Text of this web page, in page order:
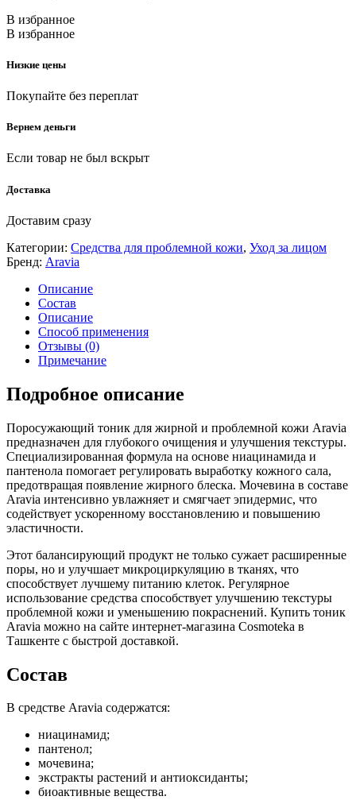
В избранное
В избранное
Низкие цены
Покупайте без переплат
Вернем деньги
Если товар не был вскрыт
Доставка
Доставим сразу
Категории: Средства для проблемной кожи, Уход за лицом
Бренд: Aravia
Описание
Состав
Описание
Способ применения
Отзывы (0)
Примечание
Подробное описание
Поросужающий тоник для жирной и проблемной кожи Aravia
предназначен для глубокого очищения и улучшения текстуры.
Специализированная формула на основе ниацинамида и
пантенола помогает регулировать выработку кожного сала,
предотвращая появление жирного блеска. Мочевина в составе
Aravia интенсивно увлажняет и смягчает эпидермис, что
содействует ускоренному восстановлению и повышению
эластичности.
Этот балансирующий продукт не только сужает расширенные
поры, но и улучшает микроциркуляцию в тканях, что
способствует лучшему питанию клеток. Регулярное
использование средства способствует улучшению текстуры
проблемной кожи и уменьшению покраснений. Купить тоник
Aravia можно на сайте интернет-магазина Cosmoteka в
Ташкенте с быстрой доставкой.
Состав
В средстве Aravia содержатся:
ниацинамид;
пантенол;
мочевина;
экстракты растений и антиоксиданты;
биоактивные вещества.